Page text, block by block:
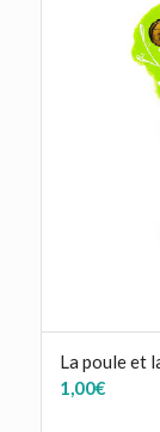
La poule et
1,00€